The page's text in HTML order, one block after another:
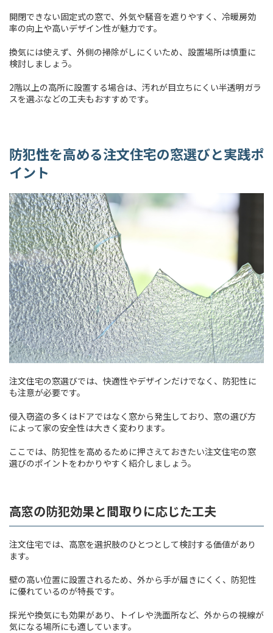
開閉できない固定式の窓で、外気や騒音を遮りやすく、冷暖房効
率の向上や高いデザイン性が魅力です。
換気には使えず、外側の掃除がしにくいため、設置場所は慎重に
検討しましょう。
2階以上の高所に設置する場合は、汚れが目立ちにくい半透明ガラ
スを選ぶなどの工夫もおすすめです。
防犯性を高める注文住宅の窓選びと実践ポ
イント
注文住宅の窓選びでは、快適性やデザインだけでなく、防犯性に
も注意が必要です。
侵入窃盗の多くはドアではなく窓から発生しており、窓の選び方
によって家の安全性は大きく変わります。
ここでは、防犯性を高めるために押さえておきたい注文住宅の窓
選びのポイントをわかりやすく紹介しましょう。
高窓の防犯効果と間取りに応じた工夫
注文住宅では、高窓を選択肢のひとつとして検討する価値があり
ます。
壁の高い位置に設置されるため、外から手が届きにくく、防犯性
に優れているのが特長です。
採光や換気にも効果があり、トイレや洗面所など、外からの視線が
気になる場所にも適しています。